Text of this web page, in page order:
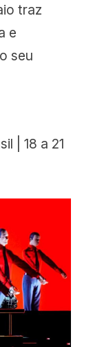
traz
e
seu
| 18 a 21